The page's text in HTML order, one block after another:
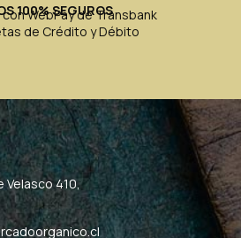
100% SEGUROS
con WebPay de Transbank
de Crédito y Débito
Velasco 410,